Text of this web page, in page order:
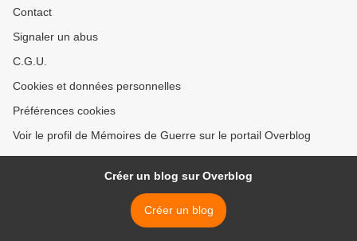
Contact
Signaler un abus
C.G.U.
Cookies et données personnelles
Préférences cookies
Voir le profil de Mémoires de Guerre sur le portail Overblog
Créer un blog sur Overblog
Créer un blog